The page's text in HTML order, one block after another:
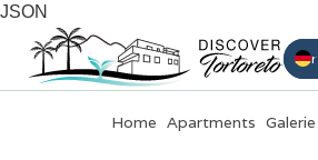
JSON
Home Apartments Galerie